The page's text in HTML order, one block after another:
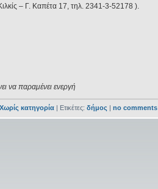
– Γ. Καπέτα 17, τηλ. 2341-3-52178 ).
να παραμένει ενεργή
Χωρίς κατηγορία | Ετικέτες:δήμος |no comments